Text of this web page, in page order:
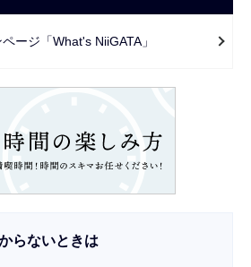
ージ「What's NiiGATA」
らないときは